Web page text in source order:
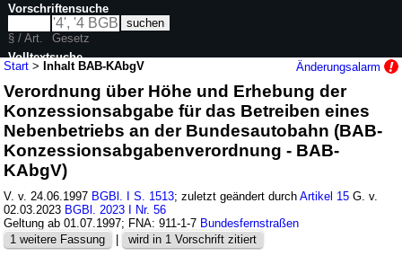
Start >Inhalt BAB-KAbgV Änderungsalarm
Verordnung über Höhe und Erhebung der
Konzessionsabgabe für das Betreiben eines
Nebenbetriebs an der Bundesautobahn (BAB-
Konzessionsabgabenverordnung - BAB-
KAbgV)
V. v. 24.06.1997 BGBl. I S. 1513; zuletzt geändert durchArtikel 15 G. v.
02.03.2023 BGBl. 2023 I Nr. 56
Geltung ab 01.07.1997; FNA: 911-1-7 Bundesfernstraßen
1 weitere Fassung
| wird in 1 Vorschrift zitiert
Vorschriftensuche
§ / Art.
Gesetz
Volltextsuche
nur in BAB-KAbgV